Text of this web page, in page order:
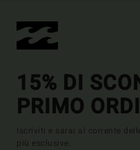
15% DI
PRIMO
Iscriviti e sarai al corrente
più esclusive.